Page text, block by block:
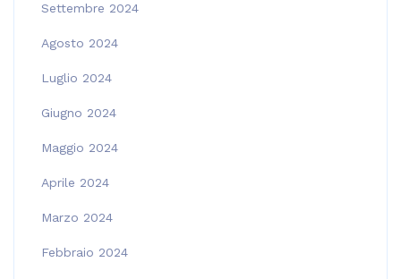
Settembre 2024
Agosto 2024
Luglio 2024
Giugno 2024
Maggio 2024
Aprile 2024
Marzo 2024
Febbraio 2024